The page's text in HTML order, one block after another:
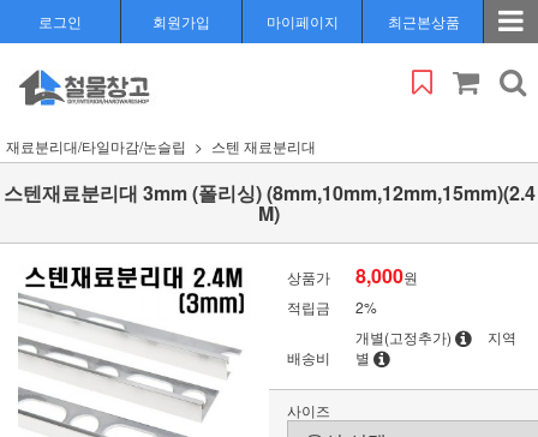
로그인 회원가입 마이페이지 최근본상품
재료분리대/타일마감/논슬립 스텐 재료분리대
스텐재료분리대 3mm (폴리싱) (8mm,10mm,12mm,15mm)(2.4
M)
상품가 8,000원
적립금
2%
배송비
개별(고정추가)
지역
별
사이즈